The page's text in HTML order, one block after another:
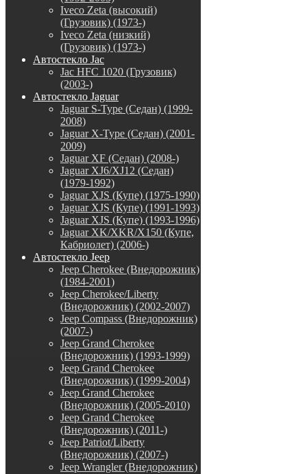
Iveco Zeta (высокий)
(Грузовик) (1973-)
Iveco Zeta (низкий)
(Грузовик) (1973-)
Автостекло Jac
Jac HFC 1020 (Грузовик)
(2003-)
Автостекло Jaguar
Jaguar S-Type (Седан) (1999-
2008)
Jaguar X-Type (Седан) (2001-
2009)
Jaguar XF (Седан) (2008-)
Jaguar XJ6/XJ12 (Седан)
(1979-1992)
Jaguar XJS (Купе) (1975-1990)
Jaguar XJS (Купе) (1991-1993)
Jaguar XJS (Купе) (1993-1996)
Jaguar XK/XKR/X150 (Купе,
Кабриолет) (2006-)
Автостекло Jeep
Jeep Cherokee (Внедорожник)
(1984-2001)
Jeep Cherokee/Liberty
(Внедорожник) (2002-2007)
Jeep Compass (Внедорожник)
(2007-)
Jeep Grand Cherokee
(Внедорожник) (1993-1999)
Jeep Grand Cherokee
(Внедорожник) (1999-2004)
Jeep Grand Cherokee
(Внедорожник) (2005-2010)
Jeep Grand Cherokee
(Внедорожник) (2011-)
Jeep Patriot/Liberty
(Внедорожник) (2007-)
Jeep Wrangler (Внедорожник)